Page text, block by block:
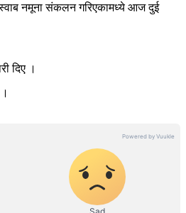
नमूना संकलन गरिएकामध्ये आज दुई
दिए ।